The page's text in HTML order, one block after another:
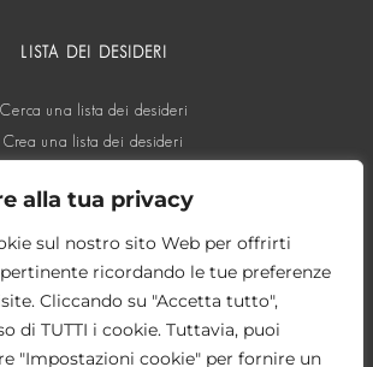
alla tua privacy
sul nostro sito Web per offrirti
ricordando le tue preferenze
Cliccando su "Accetta tutto",
di TUTTI i cookie. Tuttavia, puoi
"Impostazioni cookie" per fornire un
LISTA DEI DESIDERI
Cerca una lista dei desideri
Crea una lista dei desideri
SOCIAL